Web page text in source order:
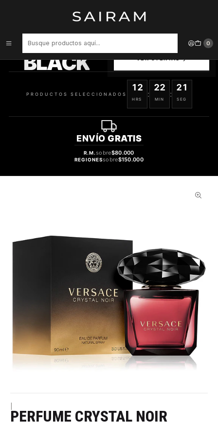
0
Perfume Crystal Noir Dama Edt 90 ml
BLACK
SELECCIONADOS
PRODUCTOS SELECCIONADOS
12
HRS
:
22
MIN
:
20
SEG
ENVÍO GRATIS
R.M.sobre$80.000
REGIONESsobre$150.000
PERFUME CRYSTAL NOIR